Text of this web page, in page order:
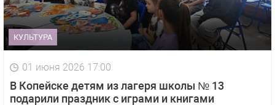
КУЛЬТУРА
01 июня 2026 17:00
В Копейске детям из лагеря школы № 13
подарили праздник с играми и книгами